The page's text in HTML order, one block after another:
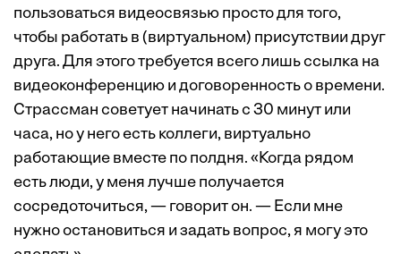
пользоваться видеосвязью просто для того,
чтобы работать в (виртуальном) присутствии друг
друга. Для этого требуется всего лишь ссылка на
видеоконференцию и договоренность о времени.
Страссман советует начинать с 30 минут или
часа, но у него есть коллеги, виртуально
работающие вместе по полдня. «Когда рядом
есть люди, у меня лучше получается
сосредоточиться, — говорит он. — Если мне
нужно остановиться и задать вопрос, я могу это